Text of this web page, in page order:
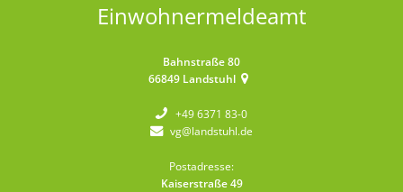
Einwohnermeldeamt
Bahnstraße 80
66849 Landstuhl
+49 6371 83-0
vg@landstuhl.de
Postadresse:
Kaiserstraße 49